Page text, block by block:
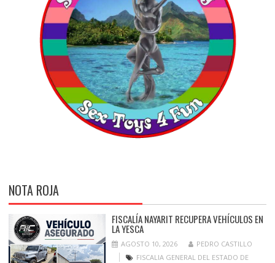
NOTA ROJA
FISCALÍA NAYARIT RECUPERA VEHÍCULOS EN
LA YESCA
AGOSTO 10, 2026
PEDRO CASTILLO
FISCALIA GENERAL DEL ESTADO DE